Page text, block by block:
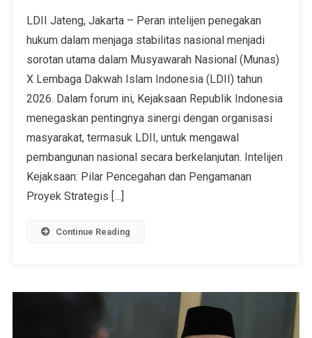
LDII Jateng, Jakarta – Peran intelijen penegakan
hukum dalam menjaga stabilitas nasional menjadi
sorotan utama dalam Musyawarah Nasional (Munas)
X Lembaga Dakwah Islam Indonesia (LDII) tahun
2026. Dalam forum ini, Kejaksaan Republik Indonesia
menegaskan pentingnya sinergi dengan organisasi
masyarakat, termasuk LDII, untuk mengawal
pembangunan nasional secara berkelanjutan. Intelijen
Kejaksaan: Pilar Pencegahan dan Pengamanan
Proyek Strategis […]
Continue Reading